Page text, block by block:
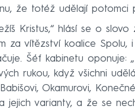
že totéž udělají potomci
Kristus,“ hlásí se o slovo
za vítězství koalice Spolu,
Šéf kabinetu oponuje:
rukou, když všichni
Okamurovi,
jejich varianty, a že se